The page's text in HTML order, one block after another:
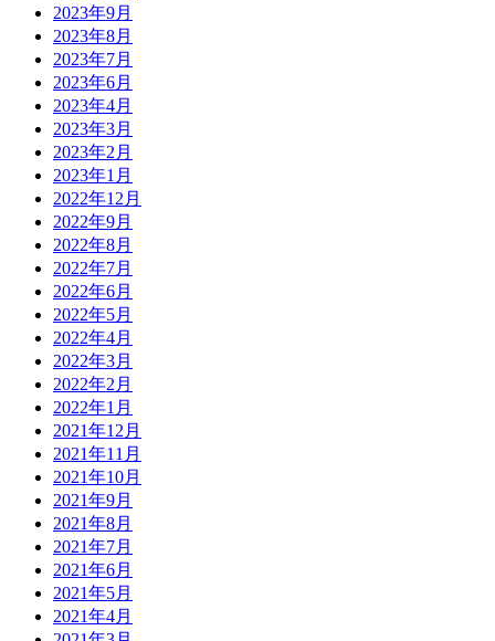
2023年9月
2023年8月
2023年7月
2023年6月
2023年4月
2023年3月
2023年2月
2023年1月
2022年12月
2022年9月
2022年8月
2022年7月
2022年6月
2022年5月
2022年4月
2022年3月
2022年2月
2022年1月
2021年12月
2021年11月
2021年10月
2021年9月
2021年8月
2021年7月
2021年6月
2021年5月
2021年4月